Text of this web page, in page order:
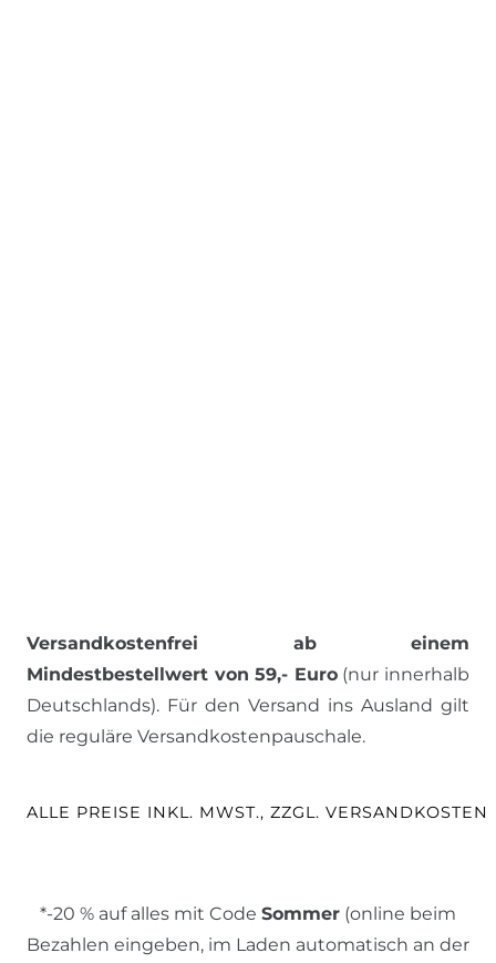
Versandkostenfrei ab einem
Mindestbestellwert von 59,- Euro(nur innerhalb
Deutschlands). Für den Versand ins Ausland gilt
die reguläre Versandkostenpauschale.
ALLE PREISE INKL. MWST., ZZGL. VERSANDKOSTEN
*-20 % auf alles mit Code Sommer (online beim
Bezahlen eingeben, im Laden automatisch an der